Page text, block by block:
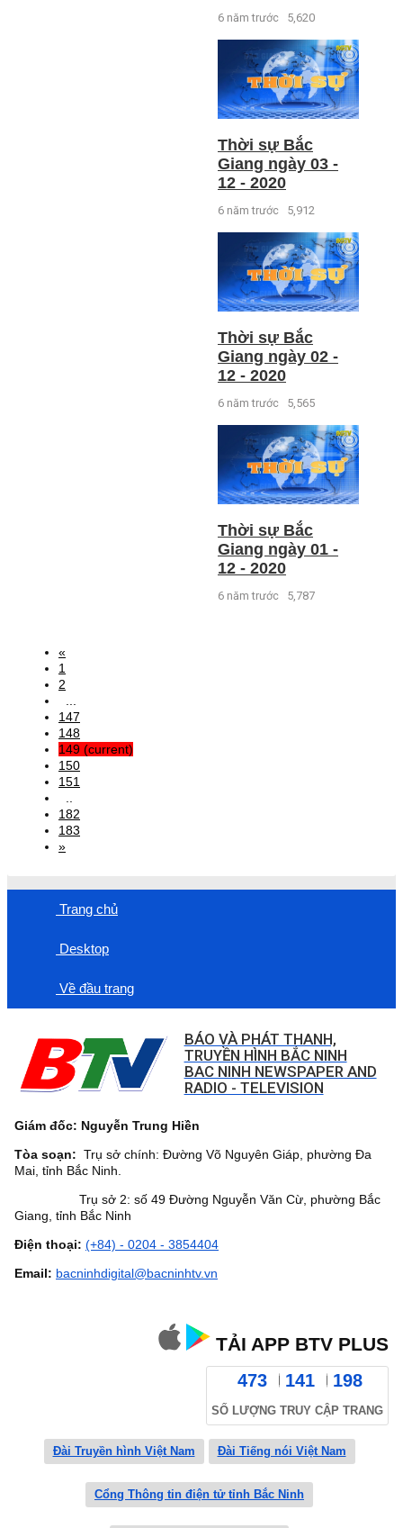
6 năm trước 5,620
Thời sự Bắc
Giang ngày 03 -
12 - 2020
6 năm trước 5,912
Thời sự Bắc
Giang ngày 02 -
12 - 2020
6 năm trước 5,565
Thời sự Bắc
Giang ngày 01 -
12 - 2020
6 năm trước 5,787
«
1
2
...
147
148
149 (current)
150
151
..
182
183
»
Trang chủ
Desktop
Về đầu trang
BÁO VÀ PHÁT THANH,
TRUYỀN HÌNH BẮC NINH
BAC NINH NEWSPAPER AND
RADIO - TELEVISION
Giám đốc: Nguyễn Trung Hiền
Tòa soạn: Trụ sở chính: Đường Võ Nguyên Giáp, phường Đa
Mai, tỉnh Bắc Ninh.
Trụ sở 2: số 49 Đường Nguyễn Văn Cừ, phường Bắc
Giang, tỉnh Bắc Ninh
Điện thoại: (+84) - 0204 - 3854404
Email: bacninhdigital@bacninhtv.vn
TẢI APP BTV PLUS
473 141 198
SỐ LƯỢNG TRUY CẬP TRANG
Đài Truyền hình Việt Nam Đài Tiếng nói Việt Nam
Cổng Thông tin điện tử tỉnh Bắc Ninh